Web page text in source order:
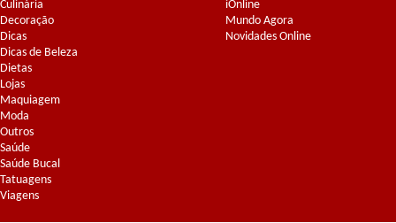
Culinária
Decoração
Dicas
Dicas de Beleza
Dietas
Lojas
Maquiagem
Moda
Outros
Saúde
Saúde Bucal
Tatuagens
Viagens
iOnline
Mundo Agora
Novidades Online